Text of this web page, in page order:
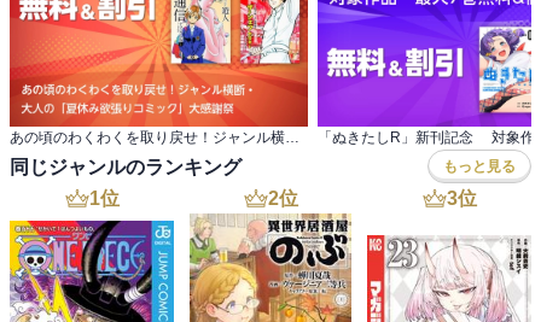
あの頃のわくわくを取り戻せ！ジャンル横断・ 大人の「夏休み欲張りコミック」大感謝祭
同じジャンルのランキング もっと見る
1位 2位 3位